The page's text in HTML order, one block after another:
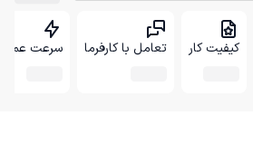
کیفیت کار تعامل با کارفرما سرعت عمل